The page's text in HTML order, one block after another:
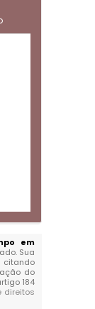
em
Sua
do
184
direitos